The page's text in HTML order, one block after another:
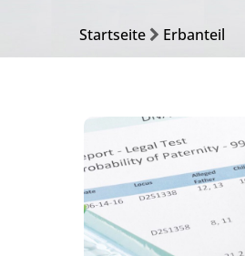
Startseite Erbanteil